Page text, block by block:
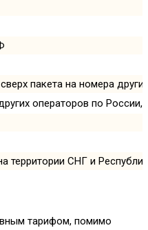
пакета на номера
операторов по России,
территории СНГ и
тарифом, помимо